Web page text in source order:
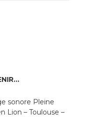
sonore Pleine
Lion – Toulouse –